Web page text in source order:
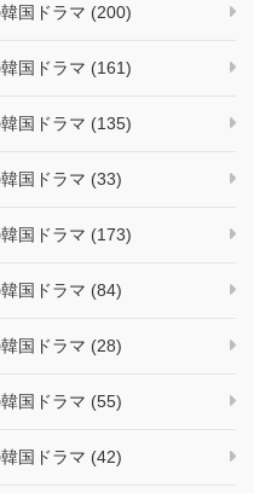
国ドラマ (200)
国ドラマ (161)
国ドラマ (135)
国ドラマ (33)
国ドラマ (173)
国ドラマ (84)
国ドラマ (28)
国ドラマ (55)
国ドラマ (42)